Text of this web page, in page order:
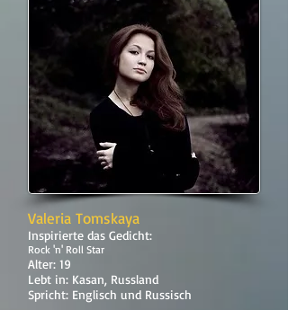
Valeria Tomskaya
Inspirierte das Gedicht:
Rock 'n' Roll Star
Alter: 19
Lebt in: Kasan, Russland
Spricht: Englisch und Russisch